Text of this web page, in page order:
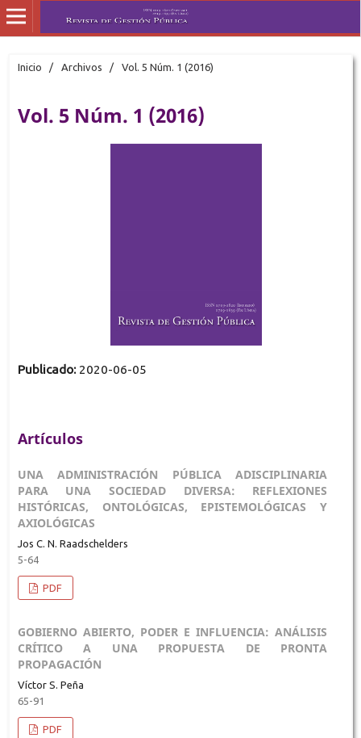
Inicio / Archivos / Vol. 5 Núm. 1 (2016)
Vol. 5 Núm. 1 (2016)
Publicado: 2020-06-05
Artículos
UNA ADMINISTRACIÓN PÚBLICA ADISCIPLINARIA
PARA UNA SOCIEDAD DIVERSA: REFLEXIONES
HISTÓRICAS, ONTOLÓGICAS, EPISTEMOLÓGICAS Y
AXIOLÓGICAS
Jos C. N. Raadschelders
5-64
PDF
GOBIERNO ABIERTO, PODER E INFLUENCIA: ANÁLISIS
CRÍTICO A UNA PROPUESTA DE PRONTA
PROPAGACIÓN
Víctor S. Peña
65-91
PDF